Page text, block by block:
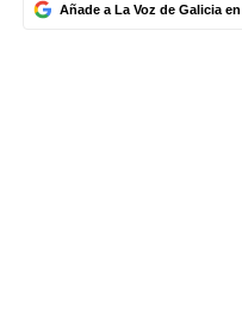
Añade a La Voz de Galicia